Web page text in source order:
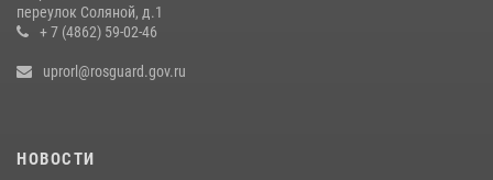
переулок Соляной, д.1
+ 7 (4862) 59-02-46
uprorl@rosguard.gov.ru
НОВОСТИ